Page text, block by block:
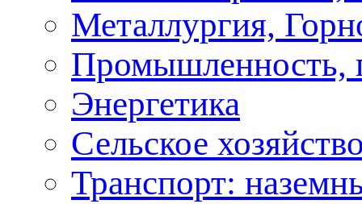
Металлургия,
Промышленность,
Энергетика
Сельское
Транспорт: